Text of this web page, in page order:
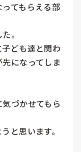
ってもらえる部
。
ども達と関わ
になってしま
づかせてもら
と思います。